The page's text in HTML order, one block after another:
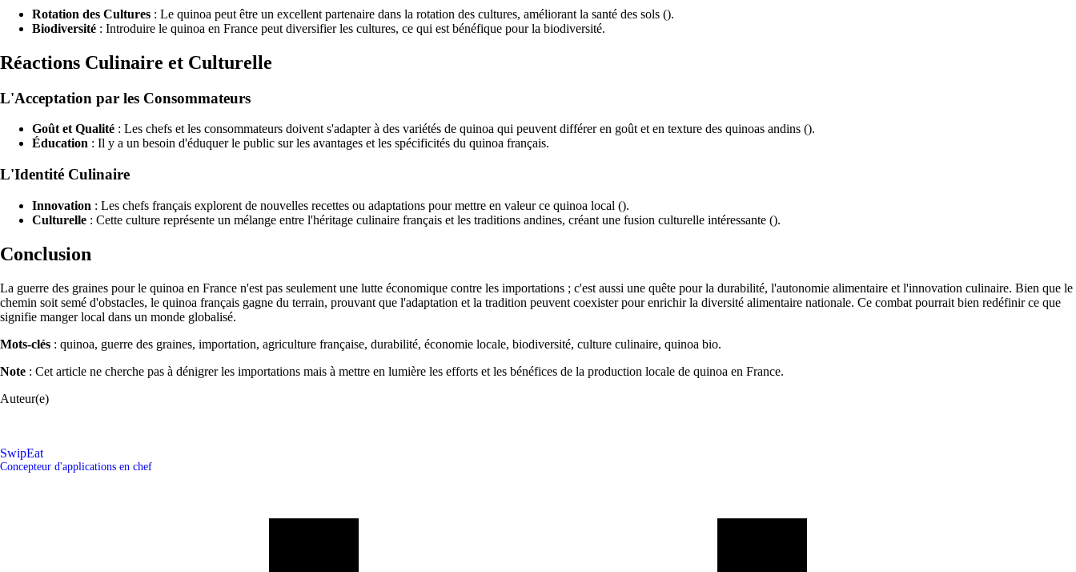
Rotation des Cultures : Le quinoa peut être un excellent partenaire dans la rotation des cultures, améliorant la santé des sols ().
Biodiversité : Introduire le quinoa en France peut diversifier les cultures, ce qui est bénéfique pour la biodiversité.
Réactions Culinaire et Culturelle
L'Acceptation par les Consommateurs
Goût et Qualité : Les chefs et les consommateurs doivent s'adapter à des variétés de quinoa qui peuvent différer en goût et en texture des quinoas andins ().
Éducation : Il y a un besoin d'éduquer le public sur les avantages et les spécificités du quinoa français.
L'Identité Culinaire
Innovation : Les chefs français explorent de nouvelles recettes ou adaptations pour mettre en valeur ce quinoa local ().
Culturelle : Cette culture représente un mélange entre l'héritage culinaire français et les traditions andines, créant une fusion culturelle intéressante ().
Conclusion
La guerre des graines pour le quinoa en France n'est pas seulement une lutte économique contre les importations ; c'est aussi une quête pour la durabilité, l'autonomie alimentaire et l'innovation culinaire. Bien que le
chemin soit semé d'obstacles, le quinoa français gagne du terrain, prouvant que l'adaptation et la tradition peuvent coexister pour enrichir la diversité alimentaire nationale. Ce combat pourrait bien redéfinir ce que
signifie manger local dans un monde globalisé.
Mots-clés : quinoa, guerre des graines, importation, agriculture française, durabilité, économie locale, biodiversité, culture culinaire, quinoa bio.
Note : Cet article ne cherche pas à dénigrer les importations mais à mettre en lumière les efforts et les bénéfices de la production locale de quinoa en France.
Auteur(e)
SwipEat
Concepteur d'applications en chef